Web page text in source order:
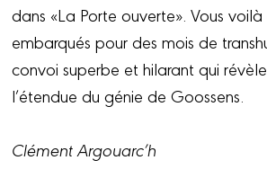
dans «La Porte ouverte». Vous
embarqués pour des mois de
convoi superbe et hilarant qui
l’étendue du génie de Goossens.
Clément Argouarc’h